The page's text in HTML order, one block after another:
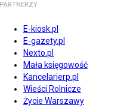
PARTNERZY
E-kiosk.pl
E-gazety.pl
Nexto.pl
Mała księgowość
Kancelarierp.pl
Wieści Rolnicze
Życie Warszawy